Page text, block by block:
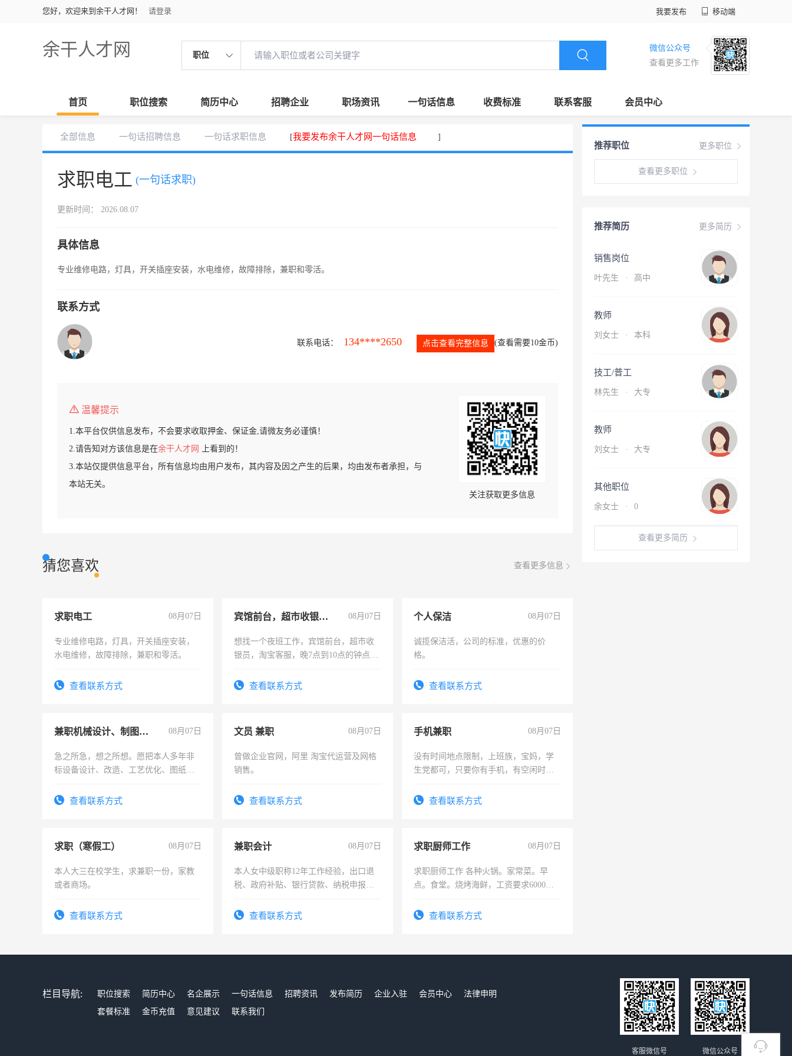
您好，欢迎来到余干人才网！ 请登录 我要发布 移动端
余干人才网 职位
微信公众号
查看更多工作
首页 职位搜索 简历中心 招聘企业 职场资讯 一句话信息 收费标准 联系客服 会员中心
全部信息 一句话招聘信息 一句话求职信息 [我要发布余干人才网一句话信息 ]
求职电工 (一句话求职)
更新时间： 2026.08.07
具体信息
专业维修电路，灯具，开关插座安装，水电维修，故障排除，兼职和零活。
联系方式
联系电话： 134****2650 点击查看完整信息 (查看需要10金币)
温馨提示
1.本平台仅供信息发布，不会要求收取押金、保证金,请微友务必谨慎！
2.请告知对方该信息是在余干人才网
上看到的！
3.本站仅提供信息平台，所有信息均由用户发布，其内容及因之产生的后果，均由发布者承担，与
本站无关。
关注获取更多信息
猜您喜欢 查看更多信息
求职电工 08月07日
专业维修电路，灯具，开关插座安装，
水电维修，故障排除，兼职和零活。
查看联系方式
宾馆前台，超市收银员，淘宝客服 08月07日
想找一个夜班工作，宾馆前台，超市收
银员，淘宝客服，晚7点到10点的钟点
号同微信查看联系方式
个人保洁 08月07日
诚揽保洁活，公司的标准，优惠的价
格。
查看联系方式
兼职机械设计、制图、设备改造 08月07日
急之所急，想之所想。愿把本人多年非
标设备设计、改造、工艺优化、图纸制
结识有识之士，共享未来。
查看联系方式
文员 兼职 08月07日
曾做企业官网，阿里 淘宝代运营及网格
销售。
查看联系方式
手机兼职 08月07日
没有时间地点限制，上班族，宝妈，学
生党都可，只要你有手机，有空闲时
勤快的四五十，每天挣零花钱没问题！
查看联系方式
求职（寒假工） 08月07日
本人大三在校学生，求兼职一份，家教
或者商场。
查看联系方式
兼职会计 08月07日
本人女中级职称12年工作经验，出口退
税、政府补贴、银行贷款、纳税申报、
务，财务咨询等业务。欲求兼职会计工
查看联系方式
求职厨师工作 08月07日
求职厨师工作 各种火锅。家常菜。早
点。食堂。烧烤海鲜，工资要求6000以
查看联系方式
更多职位
推荐职位
查看更多职位
更多简历
推荐简历
销售岗位
叶先生 · 高中
教师
刘女士 · 本科
技工/普工
林先生 · 大专
教师
刘女士 · 大专
其他职位
余女士 · 0
查看更多简历
栏目导航: 职位搜索 简历中心 名企展示 一句话信息 招聘资讯 发布简历 企业入驻 会员中心
法律申明
套餐标准
金币充值 意见建议 联系我们
微信公众号
客服微信号